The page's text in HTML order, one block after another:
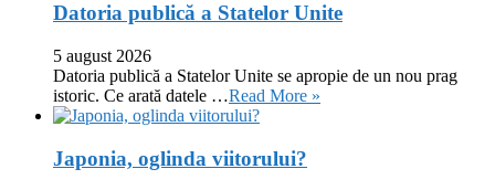
Datoria publică a Statelor Unite
5 august 2026
Datoria publică a Statelor Unite se apropie de un nou prag
istoric. Ce arată datele …Read More »
Japonia, oglinda viitorului?